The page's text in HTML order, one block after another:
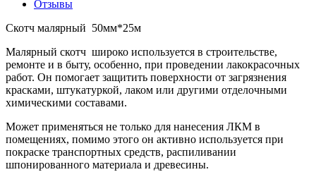
Отзывы
Скотч малярный 50мм*25м
Малярный скотч широко используется в строительстве,
ремонте и в быту, особенно, при проведении лакокрасочных
работ. Он помогает защитить поверхности от загрязнения
красками, штукатуркой, лаком или другими отделочными
химическими составами.
Может применяться не только для нанесения ЛКМ в
помещениях, помимо этого он активно используется при
покраске транспортных средств, распиливании
шпонированного материала и древесины.